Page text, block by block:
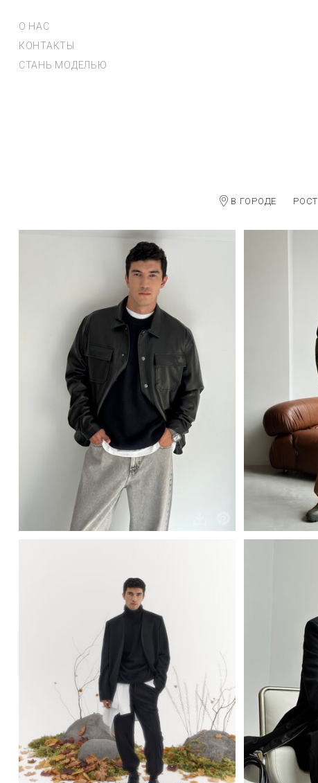
О НАС
КОНТАКТЫ
СТАНЬ МОДЕЛЬЮ
В ГОРОДЕ РОСТ